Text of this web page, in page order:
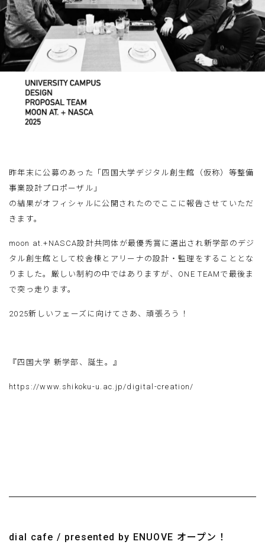
昨年末に公募のあった「四国大学デジタル創生館（仮称）等整備
事業設計プロポーザル」
の結果がオフィシャルに公開されたのでここに報告させていただ
きます。
moon at.+NASCA設計共同体が最優秀賞に選出され新学部のデジ
タル創生館として校舎棟とアリーナの設計・監理をすることとな
りました。厳しい制約の中ではありますが、 ONE TEAMで最後ま
で突っ走ります。
2025新しいフェーズに向けてさあ、頑張ろう！
『四国大学 新学部、誕生。』
https://www.shikoku-u.ac.jp/digital-creation/
dial cafe / presented by ENUOVE オープン！